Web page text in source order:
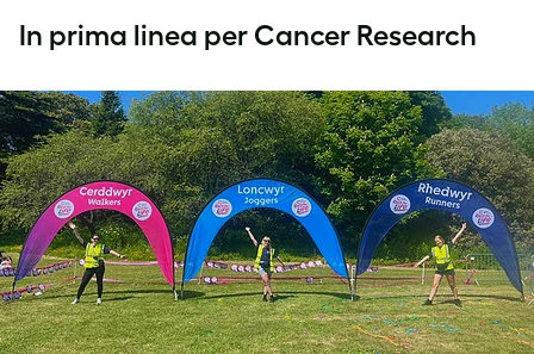
In prima linea per Cancer Research